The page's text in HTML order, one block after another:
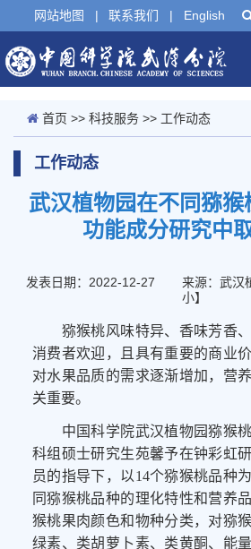
网站地图 | 联系我们 | English
首页 >> 科技服务 >> 工作动态
工作动态
武汉植物园在不同猕猴
功能成分研究中
发表日期：2022-12-27 来源：武汉
小】
猕猴桃风味特异、 香味芳香、
消费者欢迎，且 具有重要的商业
对水果品质的需求逐渐增加，营
关重要。
中国科学院武汉植物园猕猴
科组硕士研究生苑馨予在钟彩虹
员的指导下，以 14个猕猴桃品种
同猕猴桃品种的理化特性和营养
猴桃果肉颜色和物种分类，对猕
绿素、类胡萝卜素、类黄酮、能